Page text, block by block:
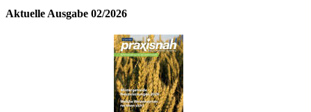
Aktuelle Ausgabe 02/2026